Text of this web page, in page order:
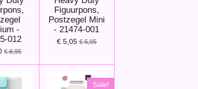
-
012
€ 8,95
Figuurpons,
Postzegel Mini
- 21474-001
€ 5,05 € 5,95
Sale!